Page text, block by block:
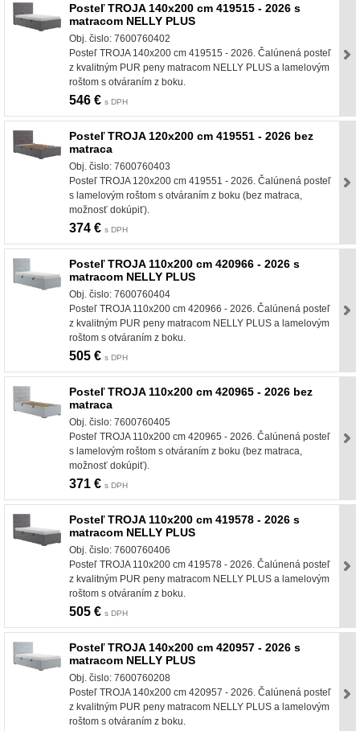
Posteľ TROJA 140x200 cm 419515 - 2026 s
matracom NELLY PLUS
Obj. čislo: 7600760402
Posteľ TROJA 140x200 cm 419515 - 2026. Čalúnená posteľ
z kvalitným PUR peny matracom NELLY PLUS a lamelovým
roštom s otváraním z boku.
546 € s DPH
Posteľ TROJA 120x200 cm 419551 - 2026 bez
matraca
Obj. čislo: 7600760403
Posteľ TROJA 120x200 cm 419551 - 2026. Čalúnená posteľ
s lamelovým roštom s otváraním z boku (bez matraca,
možnosť dokúpiť).
374 € s DPH
Posteľ TROJA 110x200 cm 420966 - 2026 s
matracom NELLY PLUS
Obj. čislo: 7600760404
Posteľ TROJA 110x200 cm 420966 - 2026. Čalúnená posteľ
z kvalitným PUR peny matracom NELLY PLUS a lamelovým
roštom s otváraním z boku.
505 € s DPH
Posteľ TROJA 110x200 cm 420965 - 2026 bez
matraca
Obj. čislo: 7600760405
Posteľ TROJA 110x200 cm 420965 - 2026. Čalúnená posteľ
s lamelovým roštom s otváraním z boku (bez matraca,
možnosť dokúpiť).
371 € s DPH
Posteľ TROJA 110x200 cm 419578 - 2026 s
matracom NELLY PLUS
Obj. čislo: 7600760406
Posteľ TROJA 110x200 cm 419578 - 2026. Čalúnená posteľ
z kvalitným PUR peny matracom NELLY PLUS a lamelovým
roštom s otváraním z boku.
505 € s DPH
Posteľ TROJA 140x200 cm 420957 - 2026 s
matracom NELLY PLUS
Obj. čislo: 7600760208
Posteľ TROJA 140x200 cm 420957 - 2026. Čalúnená posteľ
z kvalitným PUR peny matracom NELLY PLUS a lamelovým
roštom s otváraním z boku.